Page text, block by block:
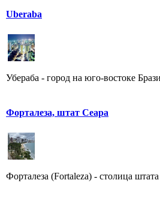
Uberaba
Убераба - город на юго-востоке
Форталеза, штат Сеара
Форталеза (Fortaleza) - столица